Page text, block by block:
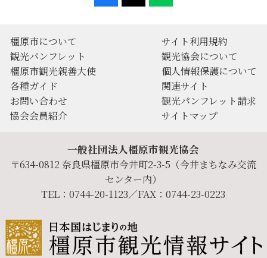
橿原市について
観光パンフレット
橿原市観光親善大使
各種ガイド
お問い合わせ
協会会員紹介
サイト利用規約
観光協会について
個人情報保護について
関連サイト
観光パンフレット請求
サイトマップ
一般社団法人橿原市観光協会
〒634-0812 奈良県橿原市今井町2-3-5（今井まちなみ交流
センター内）
TEL：0744-20-1123／FAX：0744-23-0223